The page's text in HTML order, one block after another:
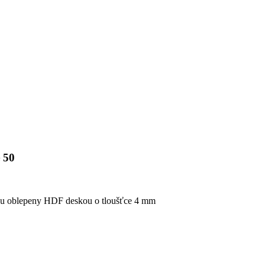
50
oblepeny HDF deskou o tloušťce 4 mm